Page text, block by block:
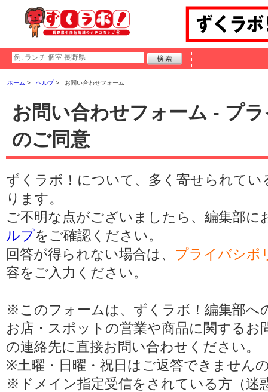
ホーム ヘルプ お問い合わせフォーム
お問い合わせフォーム - プ
のご同意
ずくラボ！について、多く寄せられてい
ります。
ご不明な点がございましたら、編集部
ルプをご確認ください。
回答が得られない場合は、 プライバシポ
容をご入力ください。
※このフォームは、ずくラボ！編集部へ
お店・スポットの営業や商品に関する
の連絡先に直接お問い合わせください。
※土曜・日曜・祝日はご返答できません
※ドメイン指定受信をされている方（迷